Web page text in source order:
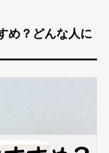
め？どんな人に